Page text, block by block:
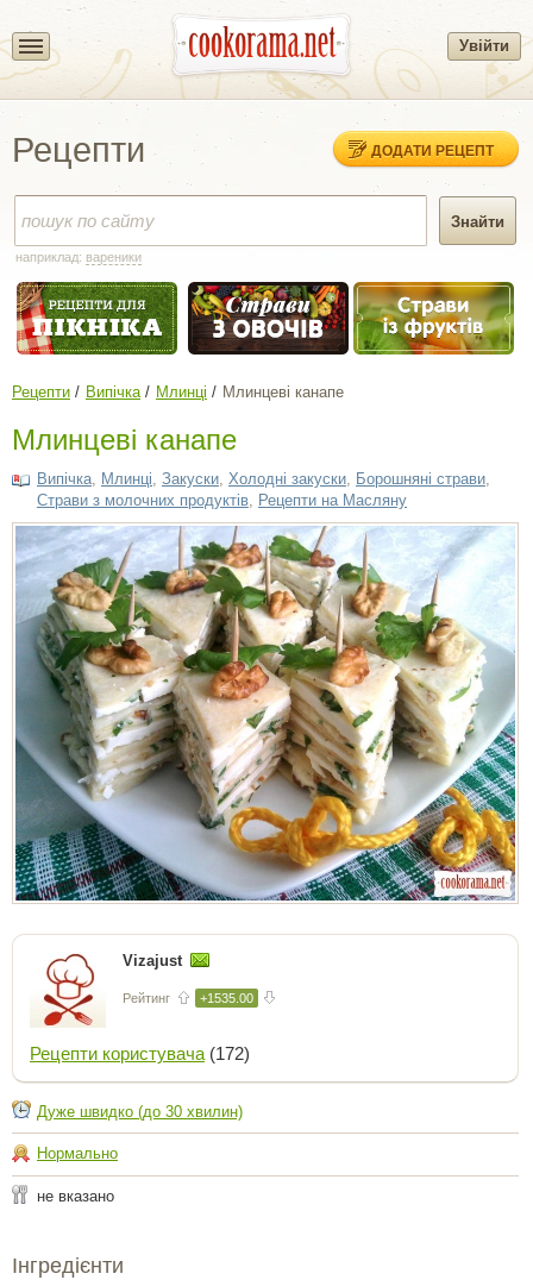
Увійти
Рецепти ДОДАТИ РЕЦЕПТ
наприклад: вареники
Рецепти Випічка Млинці Млинцеві канапе
Млинцеві канапе
Випічка Млинці Закуски Холодні закуски Борошняні страви
Страви з молочних продуктів Рецепти на Масляну
Vizajust
Рейтинг +1535.00
Рецепти користувача (172)
Дуже швидко (до 30 хвилин)
Нормально
не вказано
Інгредієнти